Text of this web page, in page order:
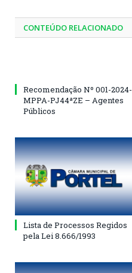
CONTEÚDO RELACIONADO
Recomendação Nº 001-2024-
MPPA-PJ44ªZE – Agentes
Públicos
Lista de Processos Regidos
pela Lei 8.666/1993